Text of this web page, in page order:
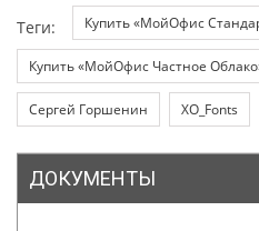
Теги: Купить «МойОфис
Купить «МойОфис Частное
Сергей Горшенин XO_Fonts
ДОКУМЕНТЫ